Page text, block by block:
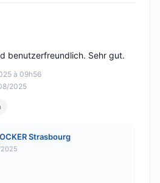
à 09h56
2025
benutzerfreundlich. Sehr gut.
Strasbourg